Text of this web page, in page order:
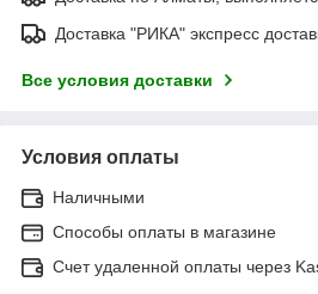
Доставка "РИКА" экспресс
Все условия доставки
Условия оплаты
Наличными
Способы оплаты в магазине
Счет удаленной оплаты через